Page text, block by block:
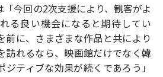
今回の2次支援により、観客がよ
る良い機会になると期待してい
前に、さまざまな作品と共により
訪れるなら、映画館だけでなく韓
ティブな効果が続くであろう」